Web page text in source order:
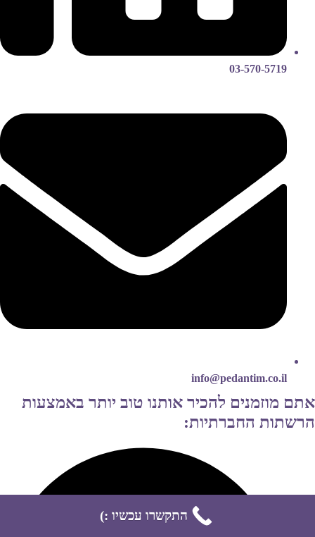
03-570-5719
info@pedantim.co.il
אתם מוזמנים להכיר אותנו טוב יותר באמצעות
הרשתות החברתיות:
התקשרו עכשיו :)